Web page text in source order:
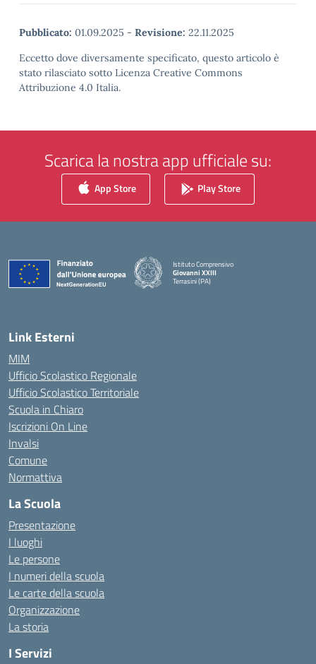
Pubblicato: 01.09.2025 - Revisione: 22.11.2025
Eccetto dove diversamente specificato, questo articolo è
stato rilasciato sotto Licenza Creative Commons
Attribuzione 4.0 Italia.
Scarica la nostra app ufficiale su:
App Store Play Store
Istituto Comprensivo
Giovanni XXIII
Terrasini (PA)
Link Esterni
MIM
Ufficio Scolastico Regionale
Ufficio Scolastico Territoriale
Scuola in Chiaro
Iscrizioni On Line
Invalsi
Comune
Normattiva
La Scuola
Presentazione
I luoghi
Le persone
I numeri della scuola
Le carte della scuola
Organizzazione
La storia
I Servizi